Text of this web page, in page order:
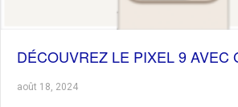
DÉCOUVREZ LE PIXEL 9 AVEC
août 18, 2024